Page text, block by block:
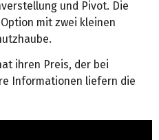
und Pivot. Die
mit zwei kleinen
ihren Preis, der bei
Informationen liefern die